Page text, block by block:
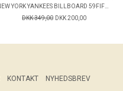
DKK 349,00 DKK 200,00
KONTAKT NYHEDSBREV